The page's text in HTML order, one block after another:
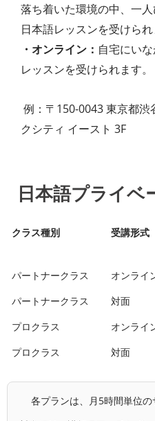
落ち着いた環境の中、一
日本語レッスンを受けられ
・オンライン： 自宅にい
レッスンを受けられます。
例：〒150-0043 東京都
クシティ イースト 3F
日本語プライベ
クラス種別 受講形式
パートナークラス
オンライ
パートナークラス
対面
プロクラス
オンライ
プロクラス
対面
各プランは、月5時間単位の